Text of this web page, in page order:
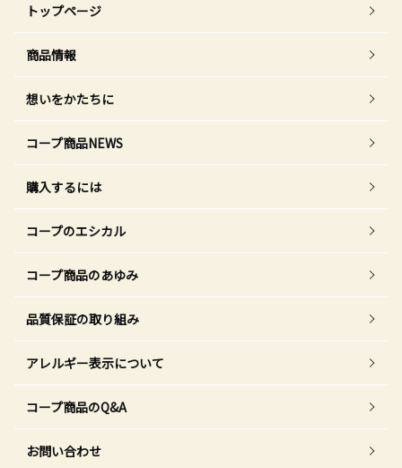
トップページ
商品情報
想いをかたちに
コープ商品NEWS
購入するには
コープのエシカル
コープ商品のあゆみ
品質保証の取り組み
アレルギー表示について
コープ商品のQ&A
お問い合わせ